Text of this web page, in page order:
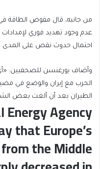
من جانبه، قال مفوض الطاقة في
عدم وجود تهديد فوري لإمدادات
احتمال حدوث نقص على المدى
وأضاف يورغنسن للصحفيين:
الحرب مع إيران والوضع في
الطيران بعد أن ألغت بعض
Agency
that Europe’s
the Middle